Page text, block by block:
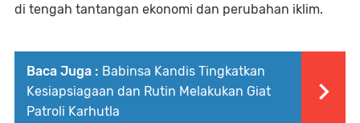
di tengah tantangan ekonomi dan perubahan iklim.
Baca Juga : Babinsa Kandis Tingkatkan
Kesiapsiagaan dan Rutin Melakukan Giat
Patroli Karhutla